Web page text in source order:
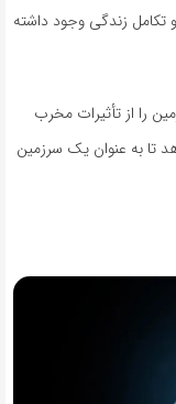
زندگی وجود داشته
را از تأثیرات مخرب
تا به عنوان یک سرزمین